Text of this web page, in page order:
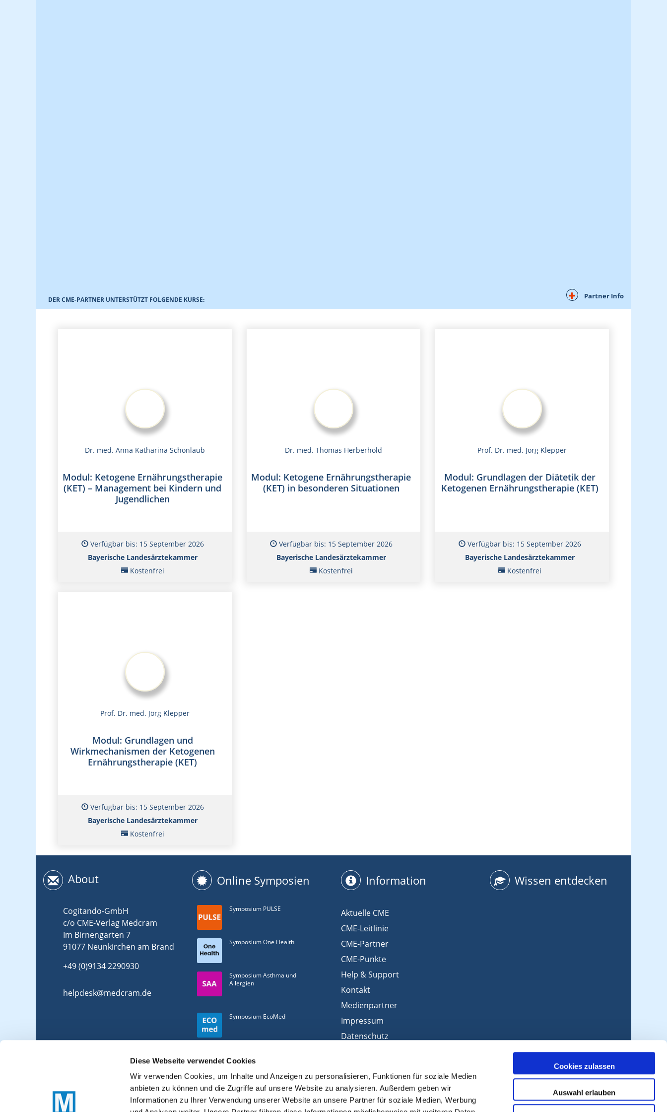
Diese Webseite verwendet Cookies
Wir verwenden Cookies, um Inhalte und Anzeigen zu personalisieren, Funktionen für soziale Medien
anbieten zu können und die Zugriffe auf unsere Website zu analysieren. Außerdem geben wir
Informationen zu Ihrer Verwendung unserer Website an unsere Partner für soziale Medien, Werbung
Cookies zulassen
Auswahl erlauben
DER CME-PARTNER UNTERSTÜTZT FOLGENDE KURSE: Partner Info
Dr. med. Anna Katharina Schönlaub
Modul: Ketogene Ernährungstherapie
(KET) – Management bei Kindern und
Jugendlichen
Verfügbar bis: 15 September 2026
Bayerische Landesärztekammer
Kostenfrei
Dr. med. Thomas Herberhold
Modul: Ketogene Ernährungstherapie
(KET) in besonderen Situationen
Verfügbar bis: 15 September 2026
Bayerische Landesärztekammer
Kostenfrei
Prof. Dr. med. Jörg Klepper
Modul: Grundlagen der Diätetik der
Ketogenen Ernährungstherapie (KET)
Verfügbar bis: 15 September 2026
Bayerische Landesärztekammer
Kostenfrei
Prof. Dr. med. Jörg Klepper
Modul: Grundlagen und
Wirkmechanismen der Ketogenen
Ernährungstherapie (KET)
Verfügbar bis: 15 September 2026
Bayerische Landesärztekammer
Kostenfrei
About
Cogitando-GmbH
c/o CME-Verlag Medcram
Im Birnengarten 7
91077 Neunkirchen am Brand
+49 (0)9134 2290930
helpdesk@medcram.de
Online Symposien
Symposium PULSE
Symposium One Health
Symposium Asthma und
Allergien
Symposium EcoMed
ADIPOSITAS
Information
Aktuelle CME
CME-Leitlinie
CME-Partner
CME-Punkte
Help & Support
Kontakt
Medienpartner
Impressum
Datenschutz
Wissen entdecken